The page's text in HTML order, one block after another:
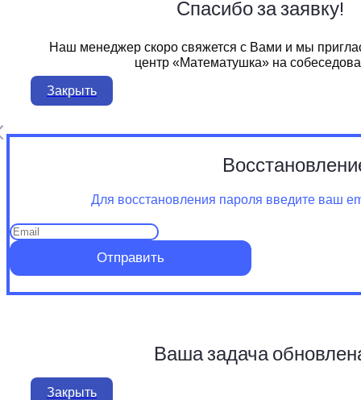
Спасибо за заявку!
Наш менеджер скоро свяжется с Вами и мы
центр «Математушка» на
Закрыть
Для восстановления пароля введите ваш
Отправить
Ваша задача
Закрыть